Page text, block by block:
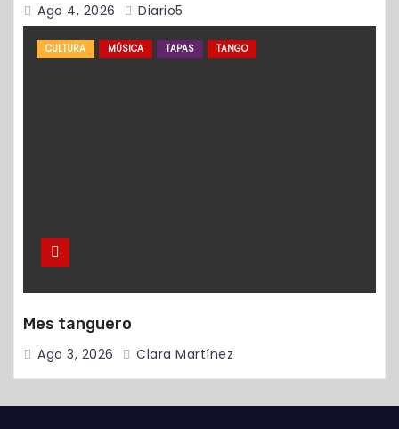
Ago 4, 2026 Diario5
CULTURA MÚSICA TAPAS TANGO
Mes tanguero
Ago 3, 2026 Clara Martínez